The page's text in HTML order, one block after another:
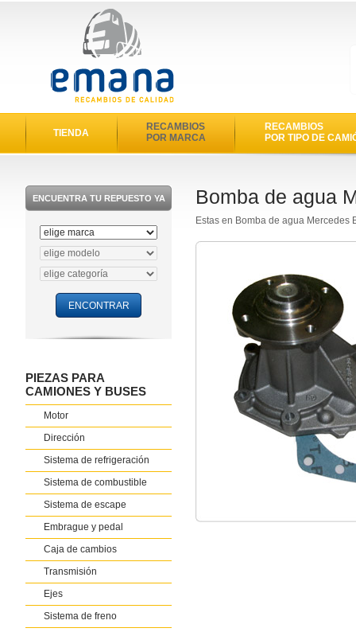
TIENDA
RECAMBIOS
POR MARCA
RECAMBIOS
POR TIPO DE
ENCUENTRA TU REPUESTO YA
PIEZAS PARA
CAMIONES Y BUSES
Motor
Dirección
Sistema de refrigeración
Sistema de combustible
Sistema de escape
Embrague y pedal
Caja de cambios
Transmisión
Ejes
Sistema de freno
Bomba de agua
Estas en Bomba de agua Mercedes